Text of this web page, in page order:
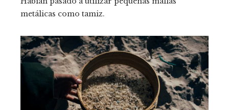
metálicas como tamiz.